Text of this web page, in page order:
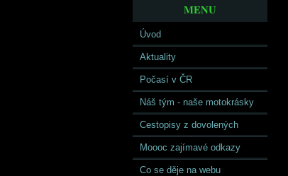
MENU
Úvod
Aktuality
Počasí v ČR
Náš tým - naše motokrásky
Cestopisy z dovolených
Moooc zajímavé odkazy
Co se děje na webu